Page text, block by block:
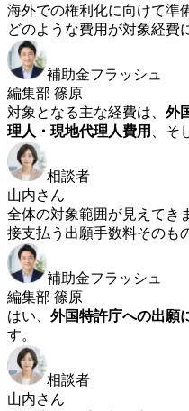
海外での権利化に向けて準
どのような費用が対象経費
補助金フラッシュ
編集部 篠原
対象となる主な経費は、 外
理人・現地代理人費用
、そ
相談者
山内さん
全体の対象範囲が見えてき
接支払う出願手数料そのも
補助金フラッシュ
編集部 篠原
はい、 外国特許庁への出願
す。
相談者
山内さん